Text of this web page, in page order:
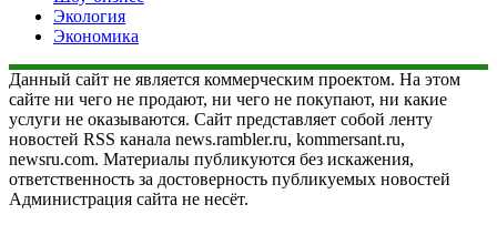
Экология
Экономика
Данный сайт не является коммерческим проектом. На этом
сайте ни чего не продают, ни чего не покупают, ни какие
услуги не оказываются. Сайт представляет собой ленту
новостей RSS канала news.rambler.ru, kommersant.ru,
newsru.com. Материалы публикуются без искажения,
ответственность за достоверность публикуемых новостей
Администрация сайта не несёт.